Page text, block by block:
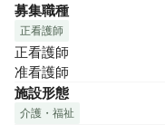
募集職種
正看護師
正看護師
准看護師
施設形態
介護・福祉